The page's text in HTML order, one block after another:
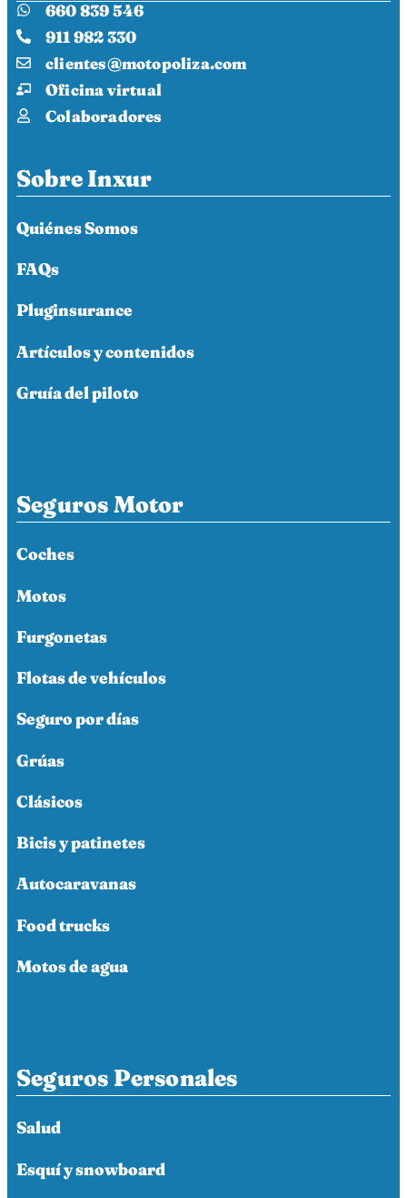
660 839 546
911 982 330
clientes@motopoliza.com
Oficina virtual
Colaboradores
Sobre Inxur
Quiénes Somos
FAQs
Pluginsurance
Artículos y contenidos
Gruía del piloto
Seguros Motor
Coches
Motos
Furgonetas
Flotas de vehículos
Seguro por días
Grúas
Clásicos
Bicis y patinetes
Autocaravanas
Food trucks
Motos de agua
Seguros Personales
Salud
Esquí y snowboard